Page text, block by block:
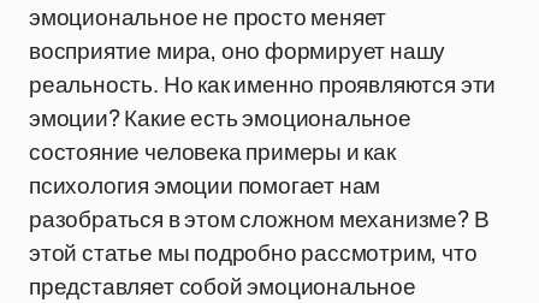
эмоциональное не просто меняет
восприятие мира, оно формирует нашу
реальность. Но как именно проявляются эти
эмоции? Какие есть эмоциональное
состояние человека примеры и как
психология эмоции помогает нам
разобраться в этом сложном механизме? В
этой статье мы подробно рассмотрим, что
представляет собой эмоциональное